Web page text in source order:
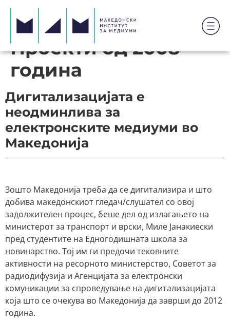
Проекти од 2008
година
Дигитализацијата е
неодминлива за
електронските медиуми во
Македонија
Зошто Македонија треба да се дигитализира и што
добива македонскиот гледач/слушател со овој
задолжителен процес, беше дел од излагањето на
министерот за транспорт и врски, Миле Јанакиески
пред студентите на Едногодишната школа за
новинарство. Тој им ги предочи тековните
активности на ресорното министерство, Советот за
радиодифузија и Агенцијата за електронски
комуникации за спроведување на дигитализацијата
која што се очекува во Македонија да заврши до 2012
година.